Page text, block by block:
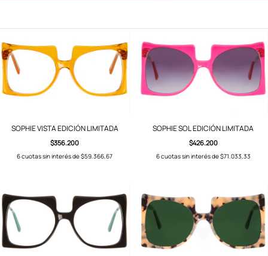
SOPHIE VISTA EDICIÓN LIMITADA
$356.200
6cuotas sin interés de$59.366,67
SOPHIE SOL EDICIÓN LIMITADA
$426.200
6cuotas sin interés de$71.033,33